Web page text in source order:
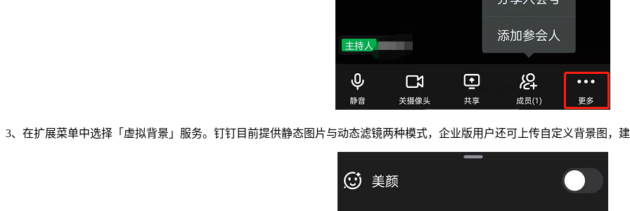
3、在扩展菜单中选择「虚拟背景」服务。钉钉目前提供静态图片与动态滤镜两种模式，企业版用户还可上传自定义背景图，建